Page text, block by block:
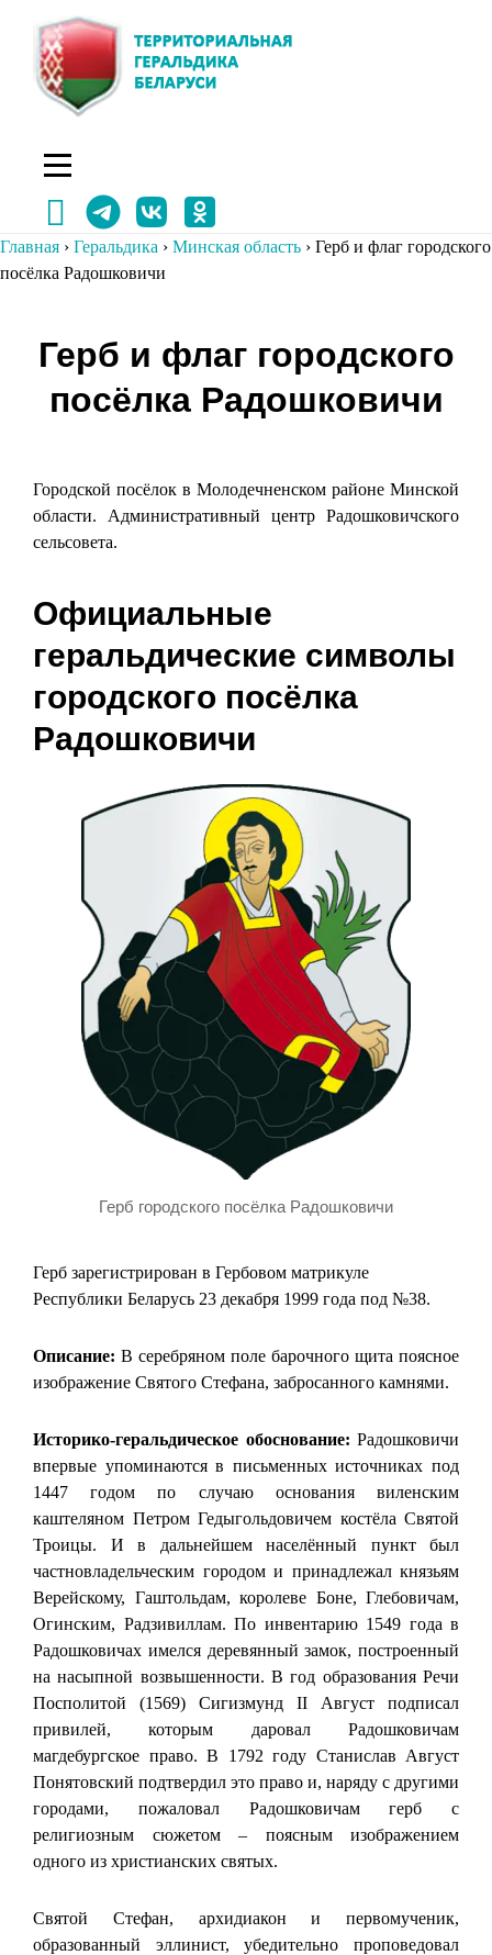
содержимому
Главная › Геральдика › Минская область › Герб и флаг городского
посёлка Радошковичи
Герб и флаг городского
посёлка Радошковичи
Городской посёлок в Молодечненском районе Минской
области. Административный центр Радошковичского
сельсовета.
Официальные
геральдические символы
городского посёлка
Радошковичи
Герб городского посёлка Радошковичи
Герб зарегистрирован в Гербовом матрикуле
Республики Беларусь 23 декабря 1999 года под №38.
Описание: В серебряном поле барочного щита поясное
изображение Святого Стефана, забросанного камнями.
Историко-геральдическое обоснование: Радошковичи
впервые упоминаются в письменных источниках под
1447 годом по случаю основания виленским
каштеляном Петром Гедыгольдовичем костёла Святой
Троицы. И в дальнейшем населённый пункт был
частновладельческим городом и принадлежал князьям
Верейскому, Гаштольдам, королеве Боне, Глебовичам,
Огинским, Радзивиллам. По инвентарию 1549 года в
Радошковичах имелся деревянный замок, построенный
на насыпной возвышенности. В год образования Речи
Посполитой (1569) Сигизмунд II Август подписал
привилей, которым даровал Радошковичам
магдебургское право. В 1792 году Станислав Август
Понятовский подтвердил это право и, наряду с другими
городами, пожаловал Радошковичам герб с
религиозным сюжетом – поясным изображением
одного из христианских святых.
Святой Стефан, архидиакон и первомученик,
образованный эллинист, убедительно проповедовал
Навигация
по